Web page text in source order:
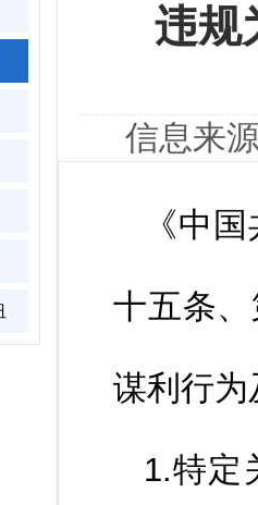
违规
信息来
《中
十五条
谋利行
1.特定